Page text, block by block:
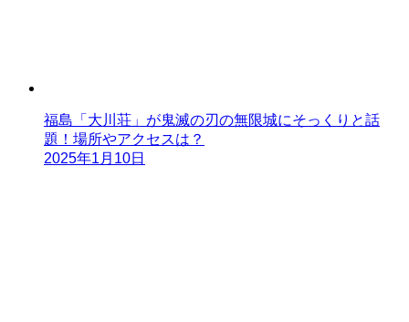
福島「大川荘」が鬼滅の刃の無限城にそっくりと話
題！場所やアクセスは？
2025年1月10日